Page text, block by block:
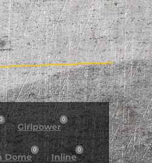
0
Girlpower
0
Dome
0
Inline
0